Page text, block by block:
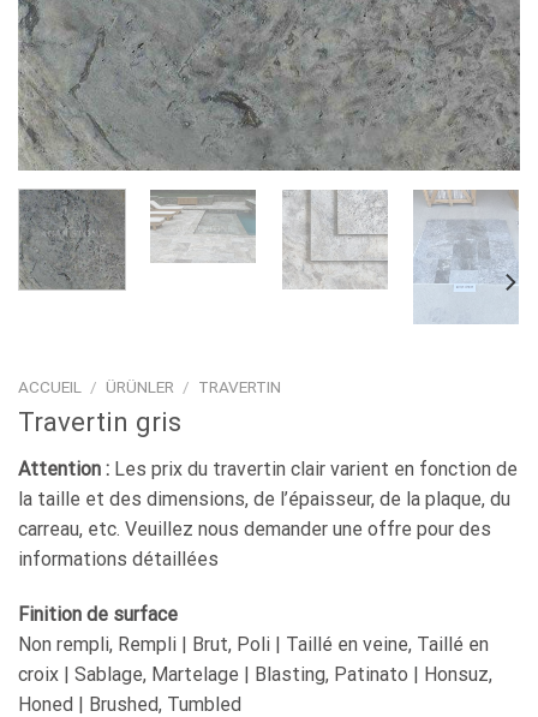
ACCUEIL / ÜRÜNLER / TRAVERTIN
Travertin gris
Attention : Les prix du travertin clair varient en fonction de
la taille et des dimensions, de l’épaisseur, de la plaque, du
carreau, etc. Veuillez nous demander une offre pour des
informations détaillées
Finition de surface
Non rempli, Rempli | Brut, Poli | Taillé en veine, Taillé en
croix | Sablage, Martelage | Blasting, Patinato | Honsuz,
Honed | Brushed, Tumbled